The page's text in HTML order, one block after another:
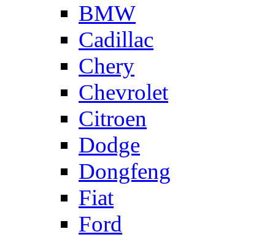
BMW
Cadillac
Chery
Chevrolet
Citroen
Dodge
Dongfeng
Fiat
Ford